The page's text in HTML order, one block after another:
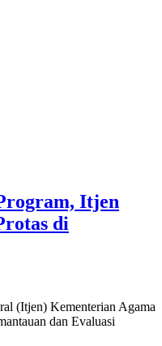
Itjen
di
(Itjen) Kementerian Agama
dan Evaluasi